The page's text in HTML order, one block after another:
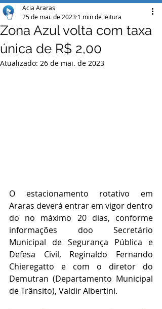
Zona Azul volta com taxa
única de R$ 2,00
Acia Araras
25 de mai. de 2023 1 min de leitura
Atualizado: 26 de mai. de 2023
O estacionamento rotativo em
Araras deverá entrar em vigor dentro
do no máximo 20 dias, conforme
informações doo Secretário
Municipal de Segurança Pública e
Defesa Civil, Reginaldo Fernando
Chieregatto e com o diretor do
Demutran (Departamento Municipal
de Trânsito), Valdir Albertini.